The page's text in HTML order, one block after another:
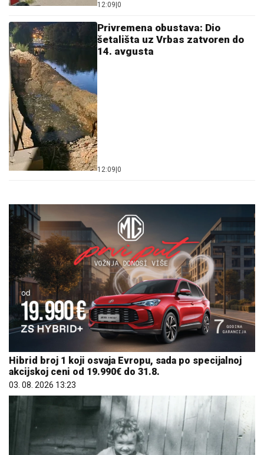
12:09 0
Privremena obustava: Dio
šetališta uz Vrbas zatvoren do
14. avgusta
12:09 0
Hibrid broj 1 koji osvaja Evropu, sada po specijalnoj
akcijskoj ceni od 19.990€ do 31.8.
03. 08. 2026 13:23